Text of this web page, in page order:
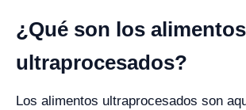
¿Qué son los alimentos
ultraprocesados?
Los alimentos ultraprocesados son